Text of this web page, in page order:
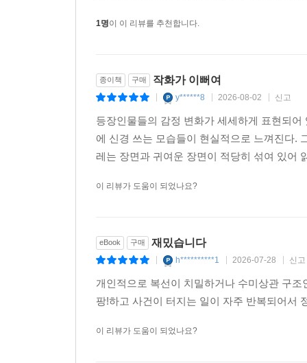
1명이 이 리뷰를 추천합니다.
종이책 구매 작화가 이뻐여
y******8 2026-08-02 신고
등장인물들의 감정 변화가 세세하게 표현되
에 신경 쓰는 모습들이 현실적으로 느껴진다.
레는 장면과 귀여운 장면이 적당히 섞여 있어
이 리뷰가 도움이 되었나요?
eBook 구매 재밌습니다
h**********1 2026-07-28 신고
개인적으로 복선이 치밀하거나 수미상관 구
팡!하고 사건이 터지는 일이 자주 반복되어서
이 리뷰가 도움이 되었나요?